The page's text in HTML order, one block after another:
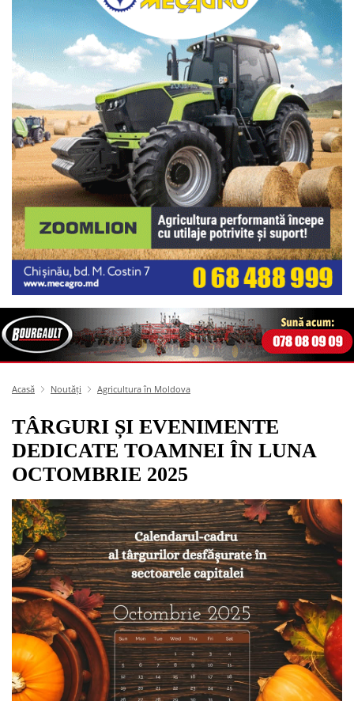
Acasă Noutăți Agricultura în Moldova
TÂRGURI ȘI EVENIMENTE
DEDICATE TOAMNEI ÎN LUNA
OCTOMBRIE 2025